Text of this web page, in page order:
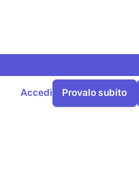
Accedi Provalo subito